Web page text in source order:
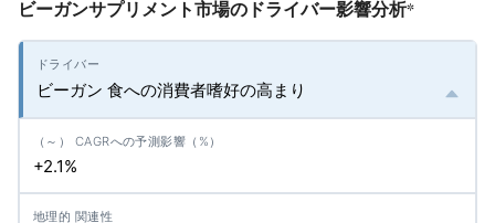
ビーガンサプリメント市場のドライバー影響分析*
ビーガン 食への消費者嗜好の高まり
+2.1%